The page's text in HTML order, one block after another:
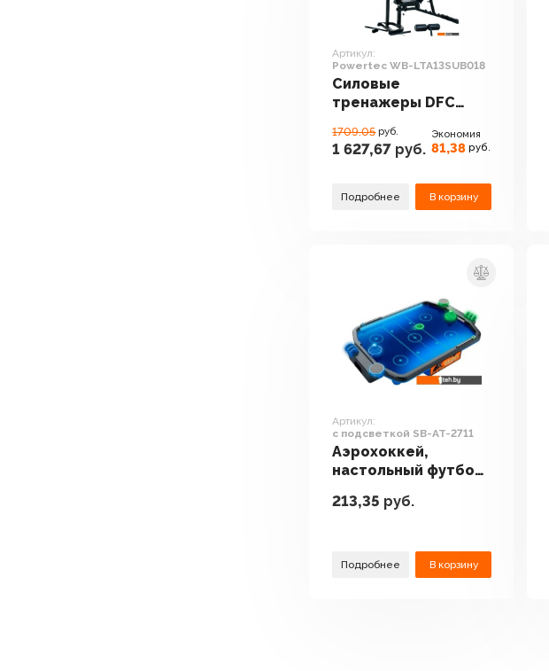
Артикул:
Powertec WB-LTA13SUB018
Силовые
тренажеры DFC
LTA13SUB018
1709.05 руб.
1 627,67 руб.
Экономия
81,38 руб.
Подробнее В корзину
Артикул:
c подсветкой SB-AT-2711
Аэрохоккей,
настольный футбол,
подсветкой SB-AT-
213,35 руб.
Подробнее В корзину